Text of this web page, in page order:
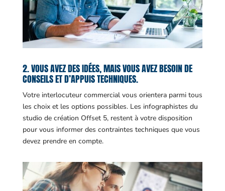
2. VOUS AVEZ DES IDÉES, MAIS VOUS AVEZ BESOIN DE
CONSEILS ET D’APPUIS TECHNIQUES.
Votre interlocuteur commercial vous orientera parmi tous
les choix et les options possibles. Les infographistes du
studio de création Offset 5, restent à votre disposition
pour vous informer des contraintes techniques que vous
devez prendre en compte.